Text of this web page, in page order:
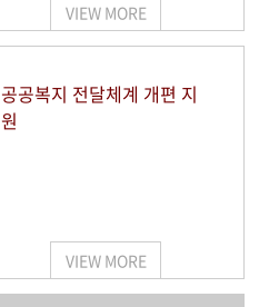
VIEW MORE
공공복지 전달체계 개편 지
원
VIEW MORE